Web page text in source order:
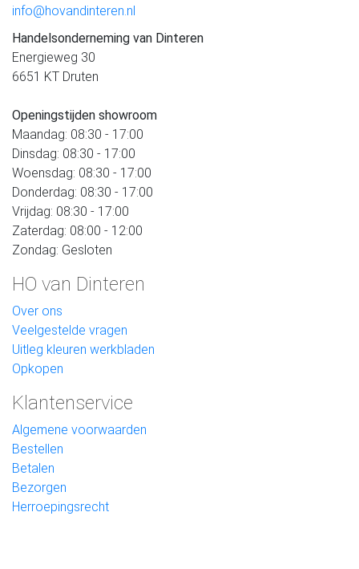
info@hovandinteren.nl
Handelsonderneming van Dinteren
Energieweg 30
6651 KT Druten
Openingstijden showroom
Maandag: 08:30 - 17:00
Dinsdag: 08:30 - 17:00
Woensdag: 08:30 - 17:00
Donderdag: 08:30 - 17:00
Vrijdag: 08:30 - 17:00
Zaterdag: 08:00 - 12:00
Zondag: Gesloten
HO van Dinteren
Over ons
Veelgestelde vragen
Uitleg kleuren werkbladen
Opkopen
Klantenservice
Algemene voorwaarden
Bestellen
Betalen
Bezorgen
Herroepingsrecht